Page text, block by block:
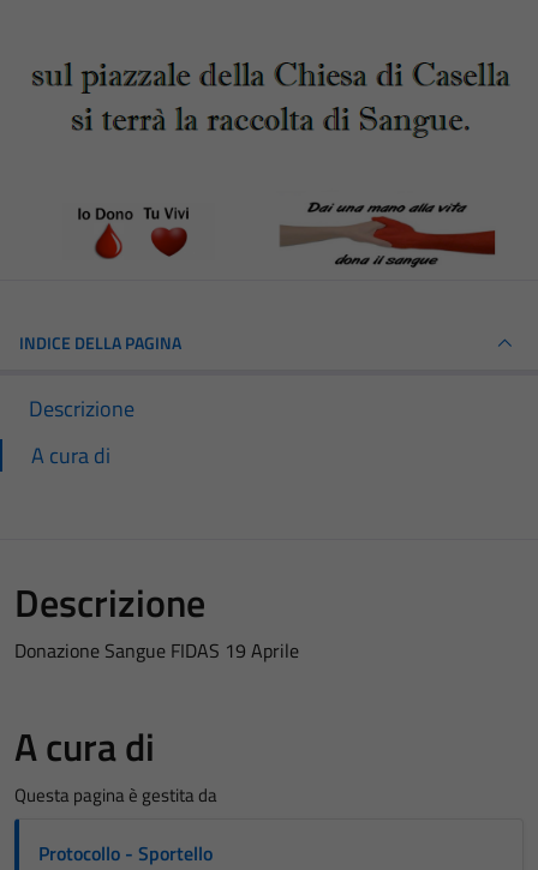
INDICE DELLA PAGINA
Descrizione
A cura di
Descrizione
Donazione Sangue FIDAS 19 Aprile
A cura di
Questa pagina è gestita da
Protocollo - Sportello